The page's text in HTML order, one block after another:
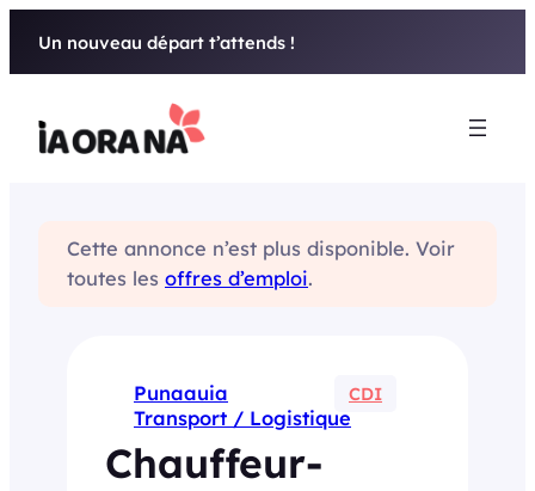
Un nouveau départ t’attends !
Cette annonce n’est plus disponible. Voir
toutes les offres d’emploi.
Punaauia CDI
Transport / Logistique
Chauffeur-